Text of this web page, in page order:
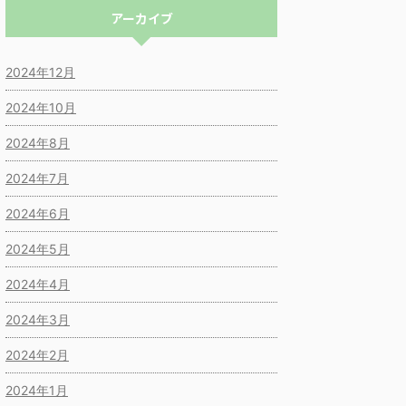
アーカイブ
2024年12月
2024年10月
2024年8月
2024年7月
2024年6月
2024年5月
2024年4月
2024年3月
2024年2月
2024年1月